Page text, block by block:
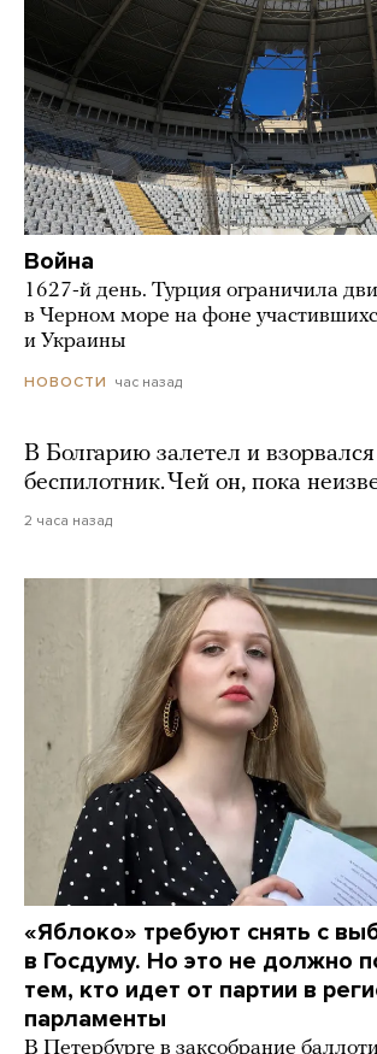
Война
1627-й день. Турция ограничила
в Черном море на фоне
и Украины
НОВОСТИ час назад
В Болгарию залетел и взорвался
беспилотник. Чей он, пока
2 часа назад
«Яблоко» требуют снять с
в Госдуму. Но это не должно
тем, кто идет от партии в
парламенты
В Петербурге в заксобрание